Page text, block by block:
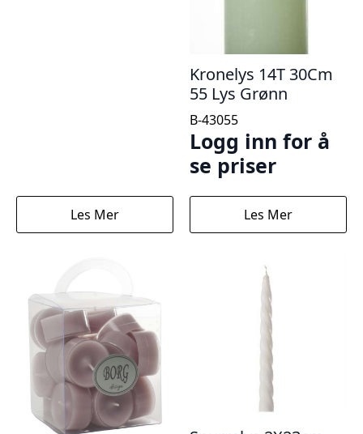
Les Mer
Kronelys 14T 30Cm
55 Lys Grønn
B-43055
Logg inn for å
se priser
Les Mer